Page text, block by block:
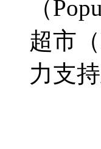
（
超市
力支